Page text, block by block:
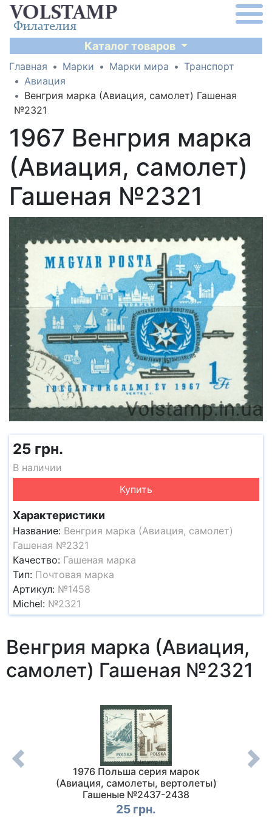
Каталог товаров
Главная Марки Марки мира
Транспорт
Авиация
Венгрия марка (Авиация, самолет) Гашеная
№2321
1967 Венгрия марка
(Авиация, самолет)
Гашеная №2321
25 грн.
В наличии
Купить
Характеристики
Название: Венгрия марка (Авиация, самолет)
Гашеная №2321
Качество: Гашеная марка
Тип: Почтовая марка
Артикул: №1458
Michel: №2321
Венгрия марка (Авиация,
самолет) Гашеная №2321
1976 Польша серия марок
(Авиация, самолеты, вертолеты)
Гашеные №2437-2438
25 грн.